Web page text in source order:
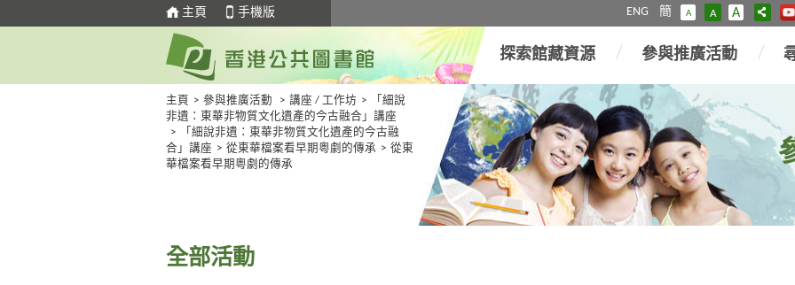
主頁 手機版 ENG 簡 A A A
探索館藏資源 參與推廣活動
主頁 > 參與推廣活動 > 講座 / 工作坊 >
「細說
非遺：東華非物質文化遺產的今古融合」講座
>
「細說非遺：東華非物質文化遺產的今古融
合」講座 > 從東華檔案看早期粵劇的傳承 > 從東
華檔案看早期粵劇的傳承
全部活動